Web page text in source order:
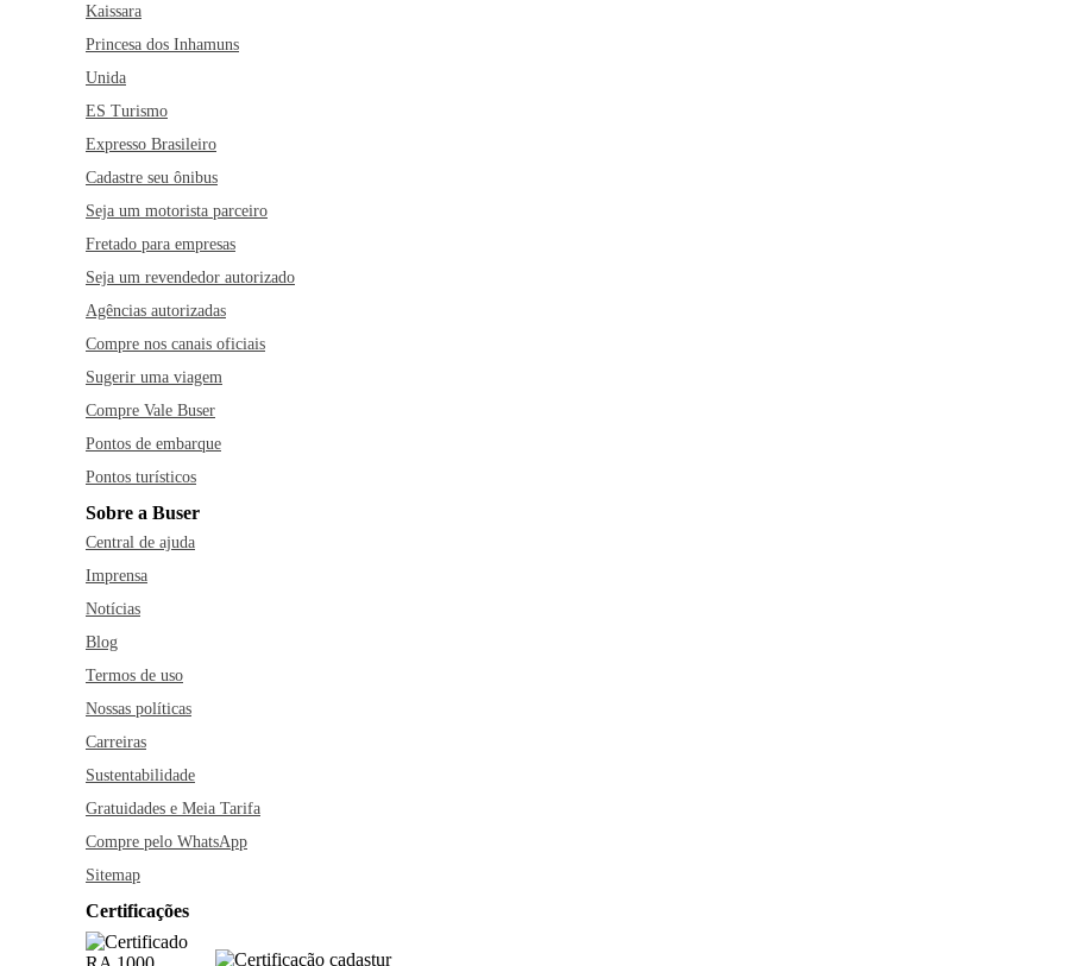
Kaissara
Princesa dos Inhamuns
Unida
ES Turismo
Expresso Brasileiro
Cadastre seu ônibus
Seja um motorista parceiro
Fretado para empresas
Seja um revendedor autorizado
Agências autorizadas
Compre nos canais oficiais
Sugerir uma viagem
Compre Vale Buser
Pontos de embarque
Pontos turísticos
Sobre a Buser
Central de ajuda
Imprensa
Notícias
Blog
Termos de uso
Nossas políticas
Carreiras
Sustentabilidade
Gratuidades e Meia Tarifa
Compre pelo WhatsApp
Sitemap
Certificações